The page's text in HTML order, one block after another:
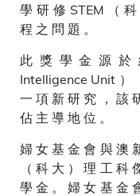
學 研 修 STEM （
程 之 問 題 。
此 獎 學 金 源 於
Intelligence Unit ）
一 項 新 研 究 ， 該
佔 主 導 地 位 。
婦 女 基 金 會 與 澳
（ 科 大 ） 理 工 科
學 金 。 婦 女 基 金